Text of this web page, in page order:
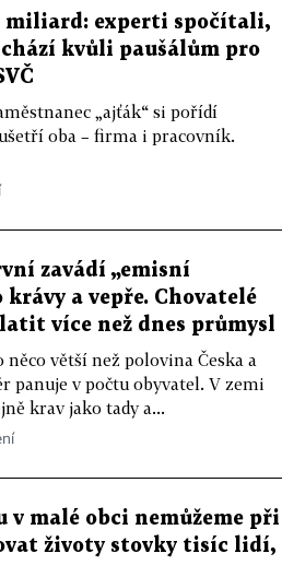
miliard: experti spočítali,
kvůli paušálům pro
„ajťák“ si pořídí
oba – firma i pracovník.
zavádí „emisní
krávy a vepře. Chovatelé
více než dnes průmysl
něco větší než polovina Česka a
panuje v počtu obyvatel. V zemi
krav jako tady a...
v malé obci nemůžeme při
životy stovky tisíc lidí,